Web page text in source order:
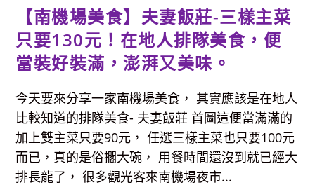
韓
式
手
作
飯
糰
好
在
家
準
備
慶
生
大
餐
真
Easy！
【南機場美食】夫妻飯莊-三樣主菜
只要130元！在地人排隊美食，便
當裝好裝滿，澎湃又美味。
今天要來分享一家南機場美食， 其實應該是在地人
比較知道的排隊美食- 夫妻飯莊 首圖這便當滿滿的
加上雙主菜只要90元， 任選三樣主菜也只要100元
而已，真的是俗擱大碗， 用餐時間還沒到就已經大
排長龍了， 很多觀光客來南機場夜市...